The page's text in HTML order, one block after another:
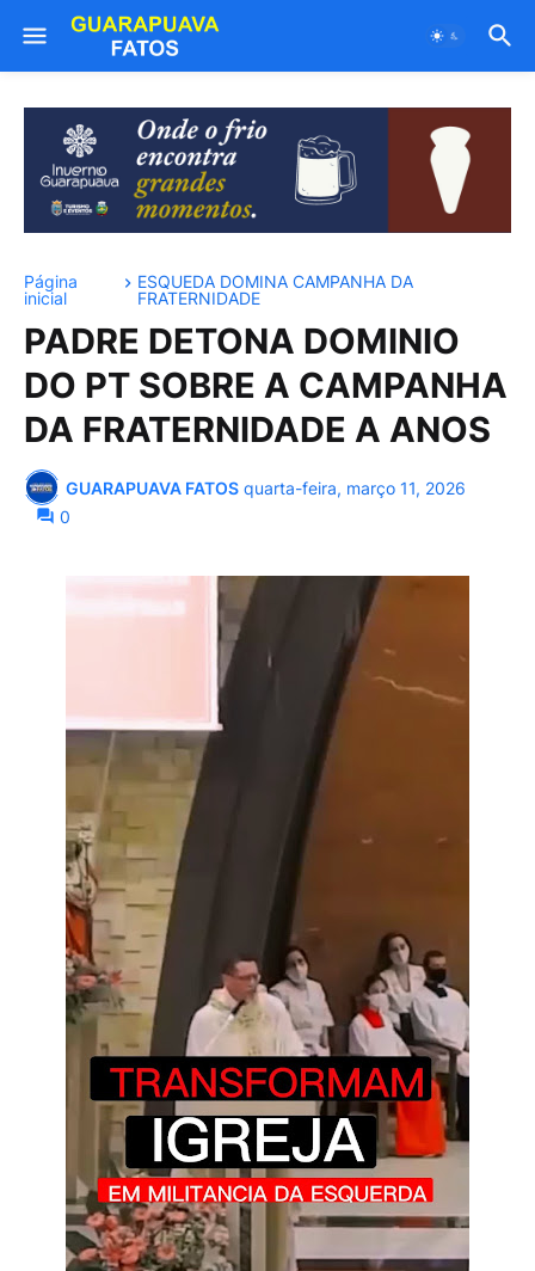
Página
inicial
ESQUEDA DOMINA CAMPANHA DA
FRATERNIDADE
PADRE DETONA DOMINIO
DO PT SOBRE A CAMPANHA
DA FRATERNIDADE A ANOS
GUARAPUAVA FATOS quarta-feira, março 11, 2026
0